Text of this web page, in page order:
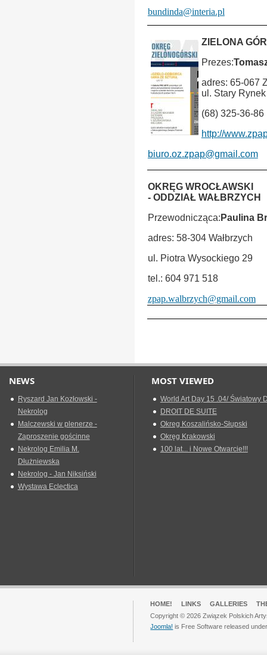
bundinda@interia.pl
ZIELONA
Prezes:
adres: 65-067
ul. Stary
(68) 325-36-86
http://
biuro.oz.zpap@gmail.com
OKRĘG WROCŁAWSKI
- ODDZIAŁ WAŁBRZYCH
Przewodnicząca: Paulina
adres: 58-304 Wałbrzych
ul. Piotra Wysockiego 29
tel.: 604 971 518
zpap.walbrzych@gmail.com
NEWS
Ryszard Jan Kozłowski -
Nekrolog
Malczewski w plenerze -
Zaproszenie gościnne
Nekrolog Emilia M.
Dłużniewska
Nekrolog - Jan Niksiński
Wystawa Eclectica
MOST VIEWED
World Art Day 15 .04/ Światowy
DROIT DE SUITE
Okreg Koszalińsko-Słupski
Okręg Krakowski
100 lat... i Nowe Otwarcie!!!
HOME! LINKS GALLERIES
Copyright © 2026 Związek Polskich
Joomla! is Free Software released